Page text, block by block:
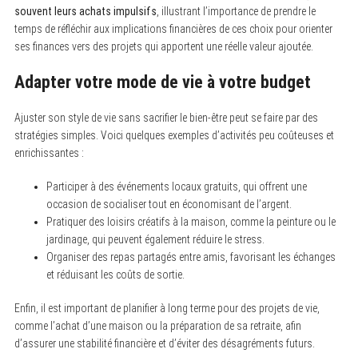
souvent leurs achats impulsifs , illustrant l’importance de prendre le
temps de réfléchir aux implications financières de ces choix pour orienter
ses finances vers des projets qui apportent une réelle valeur ajoutée.
Adapter votre mode de vie à votre budget
Ajuster son style de vie sans sacrifier le bien-être peut se faire par des
stratégies simples. Voici quelques exemples d’activités peu coûteuses et
enrichissantes :
Participer à des événements locaux gratuits, qui offrent une
occasion de socialiser tout en économisant de l’argent.
Pratiquer des loisirs créatifs à la maison, comme la peinture ou le
jardinage, qui peuvent également réduire le stress.
Organiser des repas partagés entre amis, favorisant les échanges
et réduisant les coûts de sortie.
Enfin, il est important de planifier à long terme pour des projets de vie,
comme l’achat d’une maison ou la préparation de sa retraite, afin
d’assurer une stabilité financière et d’éviter des désagréments futurs.